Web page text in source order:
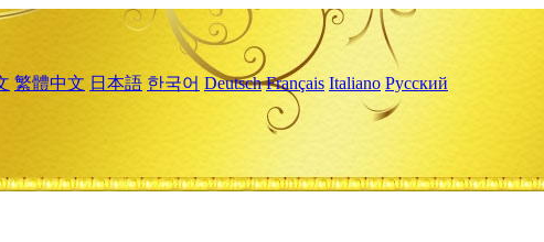
繁體中文 日本語 한국어 Deutsch Français Italiano Русский